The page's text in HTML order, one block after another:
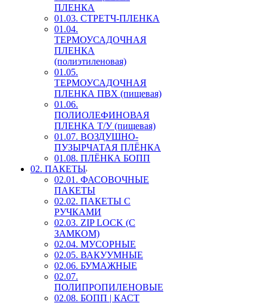
ПЛЕНКА
01.03. СТРЕТЧ-ПЛЕНКА
01.04.
ТЕРМОУСАДОЧНАЯ
ПЛЕНКА
(полиэтиленовая)
01.05.
ТЕРМОУСАДОЧНАЯ
ПЛЕНКА ПВХ (пищевая)
01.06.
ПОЛИОЛЕФИНОВАЯ
ПЛЕНКА Т/У (пищевая)
01.07. ВОЗДУШНО-
ПУЗЫРЧАТАЯ ПЛЁНКА
01.08. ПЛЁНКА БОПП
02. ПАКЕТЫ
02.01. ФАСОВОЧНЫЕ
ПАКЕТЫ
02.02. ПАКЕТЫ С
РУЧКАМИ
02.03. ZIP LOСK (С
ЗАМКОМ)
02.04. МУСОРНЫЕ
02.05. ВАКУУМНЫЕ
02.06. БУМАЖНЫЕ
02.07.
ПОЛИПРОПИЛЕНОВЫЕ
02.08. БОПП | КАСТ